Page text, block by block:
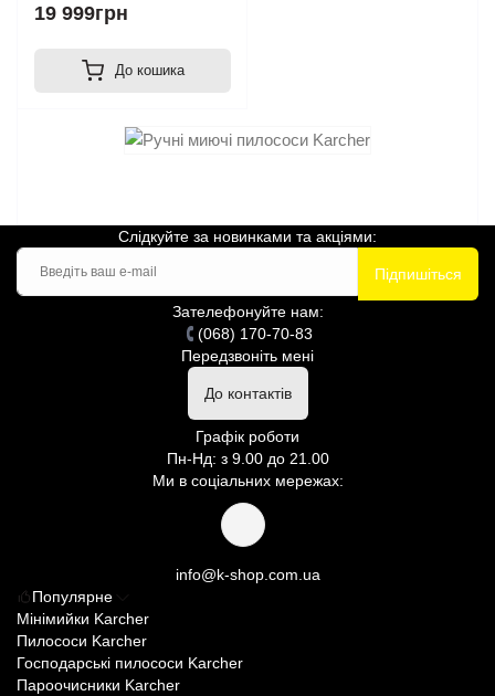
19 999грн
До кошика
Слідкуйте за новинками та акціями:
Підпишіться
Зателефонуйте нам:
(068) 170-70-83
Передзвоніть мені
До контактів
Графік роботи
Пн-Нд: з 9.00 до 21.00
Ми в соціальних мережах:
info@k-shop.com.ua
Популярне
Мінімийки Karcher
Пилососи Karcher
Господарські пилососи Karcher
Пароочисники Karcher